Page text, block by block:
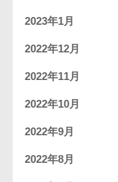
2023年1月
2022年12月
2022年11月
2022年10月
2022年9月
2022年8月